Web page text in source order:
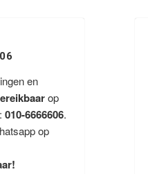
en
op
010-6666606.
op